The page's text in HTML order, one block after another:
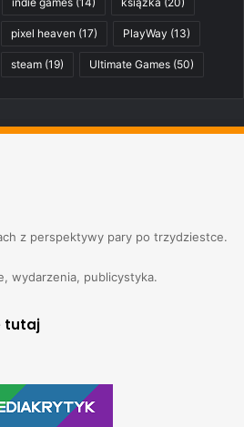
pixel heaven (17) PlayWay (13)
steam (19) Ultimate Games (50)
z perspektywy pary po trzydziestce.
wydarzenia, publicystyka.
tutaj